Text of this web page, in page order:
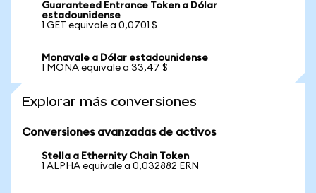
Guaranteed Entrance Token a Dólar
estadounidense
1 GET equivale a 0,0701 $
Monavale a Dólar estadounidense
1 MONA equivale a 33,47 $
Explorar más conversiones
Conversiones avanzadas de activos
Stella a Ethernity Chain Token
1 ALPHA equivale a 0,032882 ERN